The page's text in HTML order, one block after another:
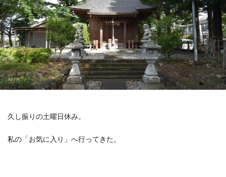
久し振りの土曜日休み。
私の「お気に入り」へ行ってきた。